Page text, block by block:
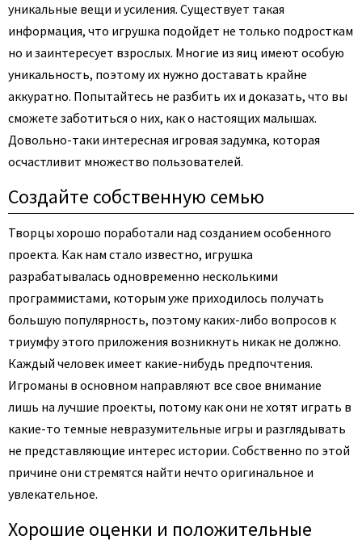
уникальные вещи и усиления. Существует такая
информация, что игрушка подойдет не только подросткам
но и заинтересует взрослых. Многие из яиц имеют особую
уникальность, поэтому их нужно доставать крайне
аккуратно. Попытайтесь не разбить их и доказать, что вы
сможете заботиться о них, как о настоящих малышах.
Довольно-таки интересная игровая задумка, которая
осчастливит множество пользователей.
Создайте собственную семью
Творцы хорошо поработали над созданием особенного
проекта. Как нам стало известно, игрушка
разрабатывалась одновременно несколькими
программистами, которым уже приходилось получать
большую популярность, поэтому каких-либо вопросов к
триумфу этого приложения возникнуть никак не должно.
Каждый человек имеет какие-нибудь предпочтения.
Игроманы в основном направляют все свое внимание
лишь на лучшие проекты, потому как они не хотят играть в
какие-то темные невразумительные игры и разглядывать
не представляющие интерес истории. Собственно по этой
причине они стремятся найти нечто оригинальное и
увлекательное.
Хорошие оценки и положительные